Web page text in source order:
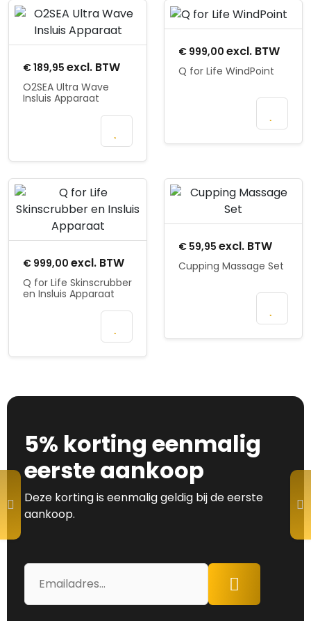
Product openen
€189,95 excl. BTW
O2SEA Ultra Wave
Insluis Apparaat
Product openen
€ 999,00 excl. BTW
Q for Life WindPoint
Product openen
€ 999,00 excl. BTW
Q for Life Skinscrubber
en Insluis Apparaat
Product openen
€ 59,95 excl. BTW
Cupping Massage Set
5% korting eenmalig
eerste aankoop
Deze korting is eenmalig geldig bij de eerste
aankoop.
E-
mailadres
Aanmelden